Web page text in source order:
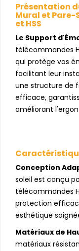
Présentation
Mural et Pare-
et HSS
Le Support
télécommandes
qui protège vos
facilitant leur
une structure de
efficace,
améliorant
Conception
soleil est conçu
télécommandes
protection
esthétique
Matériaux de
matériaux